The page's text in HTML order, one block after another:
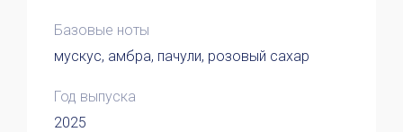
Базовые ноты
мускус, амбра, пачули, розовый сахар
Год выпуска
2025